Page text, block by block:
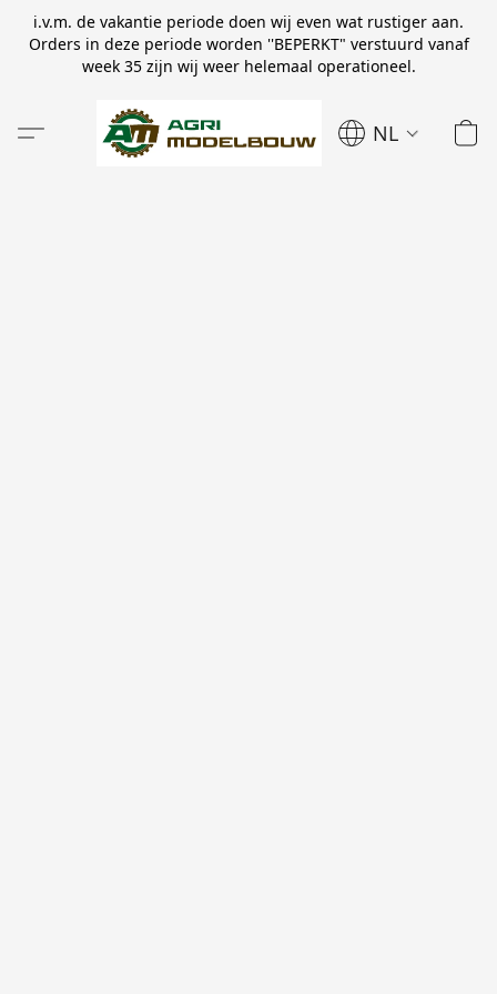
i.v.m. de vakantie periode doen wij even wat rustiger aan.
Orders in deze periode worden ''BEPERKT" verstuurd vanaf
week 35 zijn wij weer helemaal operationeel.
NL